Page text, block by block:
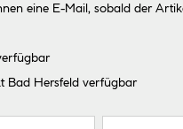
eine E-Mail, sobald der
Bad Hersfeld verfügbar